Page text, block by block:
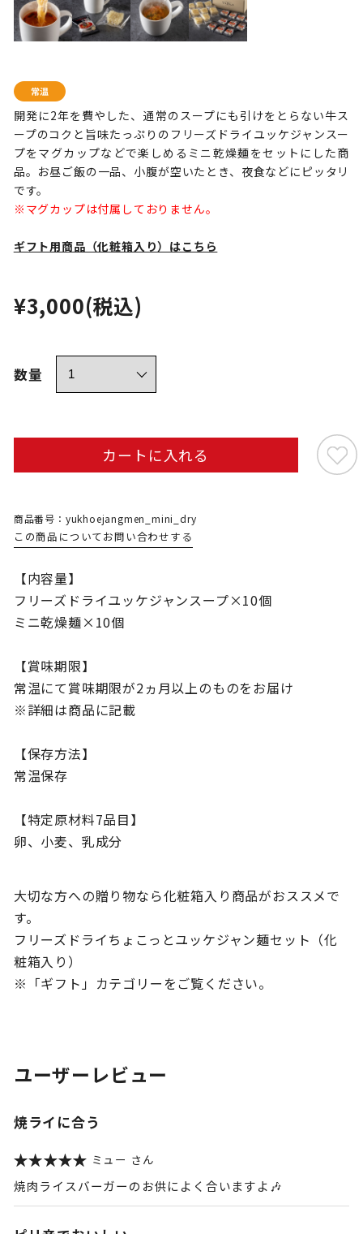
開発に2年を費やした、通常のスープにも引けをとらない牛ス
ープのコクと旨味たっぷりのフリーズドライユッケジャンスー
プをマグカップなどで楽しめるミニ乾燥麺をセットにした商
品。お昼ご飯の一品、小腹が空いたとき、夜食などにピッタリ
です。
※マグカップは付属しておりません。
ギフト用商品（化粧箱入り）はこちら
¥3,000(税込)
数量
カートに入れる
商品番号：yukhoejangmen_mini_dry
この商品についてお問い合わせする
【内容量】
フリーズドライユッケジャンスープ×10個
ミニ乾燥麺×10個
【賞味期限】
常温にて賞味期限が2ヵ月以上のものをお届け
※詳細は商品に記載
【保存方法】
常温保存
【特定原材料7品目】
卵、小麦、乳成分
大切な方への贈り物なら化粧箱入り商品がおススメで
す。
フリーズドライちょこっとユッケジャン麺セット（化
粧箱入り）
※「ギフト」カテゴリーをご覧ください。
ユーザーレビュー
焼ライに合う
ミュー
焼肉ライスバーガーのお供によく合いますよ🎶